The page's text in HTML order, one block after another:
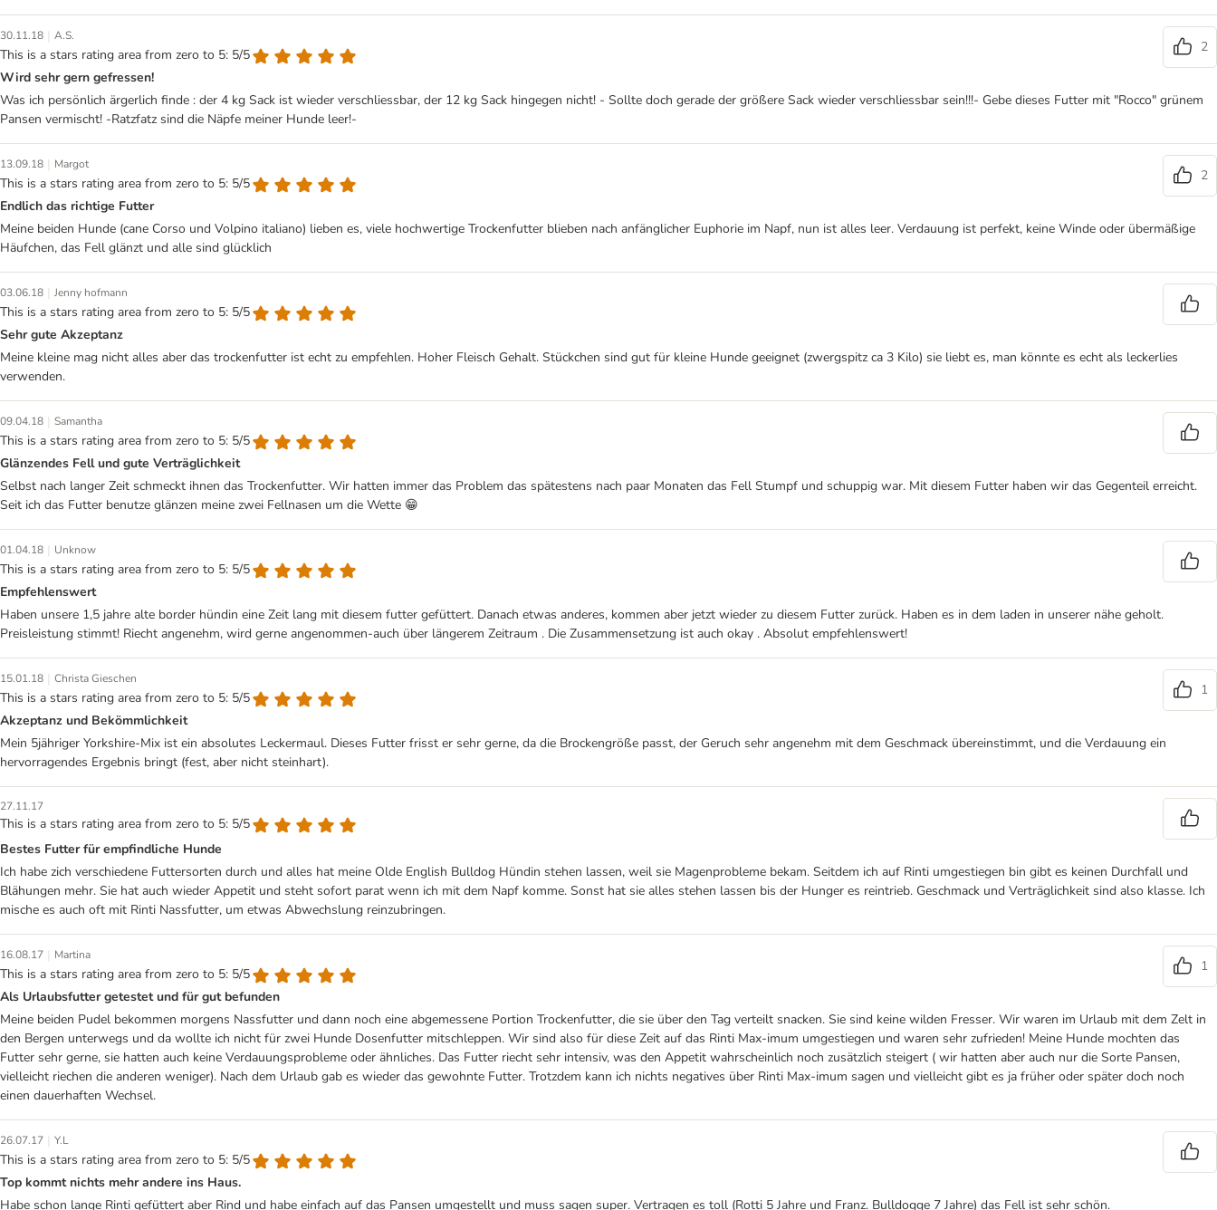
30.11.18 | A.S.
This is a stars rating area from zero to 5: 5/5
2
Wird sehr gern gefressen!
Was ich persönlich ärgerlich finde : der 4 kg Sack ist wieder verschliessbar, der 12 kg Sack hingegen nicht! - Sollte doch gerade der größere Sack wieder verschliessbar sein!!!- Gebe dieses Futter mit "Rocco" grünem
Pansen vermischt! -Ratzfatz sind die Näpfe meiner Hunde leer!-
13.09.18 | Margot
This is a stars rating area from zero to 5: 5/5
2
Endlich das richtige Futter
Meine beiden Hunde (cane Corso und Volpino italiano) lieben es, viele hochwertige Trockenfutter blieben nach anfänglicher Euphorie im Napf, nun ist alles leer. Verdauung ist perfekt, keine Winde oder übermäßige
Häufchen, das Fell glänzt und alle sind glücklich
03.06.18 | Jenny hofmann
This is a stars rating area from zero to 5: 5/5
Sehr gute Akzeptanz
Meine kleine mag nicht alles aber das trockenfutter ist echt zu empfehlen. Hoher Fleisch Gehalt. Stückchen sind gut für kleine Hunde geeignet (zwergspitz ca 3 Kilo) sie liebt es, man könnte es echt als leckerlies
verwenden.
09.04.18 | Samantha
This is a stars rating area from zero to 5: 5/5
Glänzendes Fell und gute Verträglichkeit
Selbst nach langer Zeit schmeckt ihnen das Trockenfutter. Wir hatten immer das Problem das spätestens nach paar Monaten das Fell Stumpf und schuppig war. Mit diesem Futter haben wir das Gegenteil erreicht.
Seit ich das Futter benutze glänzen meine zwei Fellnasen um die Wette 😁
01.04.18 | Unknow
This is a stars rating area from zero to 5: 5/5
Empfehlenswert
Haben unsere 1,5 jahre alte border hündin eine Zeit lang mit diesem futter gefüttert. Danach etwas anderes, kommen aber jetzt wieder zu diesem Futter zurück. Haben es in dem laden in unserer nähe geholt.
Preisleistung stimmt! Riecht angenehm, wird gerne angenommen-auch über längerem Zeitraum . Die Zusammensetzung ist auch okay . Absolut empfehlenswert!
15.01.18 | Christa Gieschen
This is a stars rating area from zero to 5: 5/5
1
Akzeptanz und Bekömmlichkeit
Mein 5jähriger Yorkshire-Mix ist ein absolutes Leckermaul. Dieses Futter frisst er sehr gerne, da die Brockengröße passt, der Geruch sehr angenehm mit dem Geschmack übereinstimmt, und die Verdauung ein
hervorragendes Ergebnis bringt (fest, aber nicht steinhart).
27.11.17
This is a stars rating area from zero to 5: 5/5
Bestes Futter für empfindliche Hunde
Ich habe zich verschiedene Futtersorten durch und alles hat meine Olde English Bulldog Hündin stehen lassen, weil sie Magenprobleme bekam. Seitdem ich auf Rinti umgestiegen bin gibt es keinen Durchfall und
Blähungen mehr. Sie hat auch wieder Appetit und steht sofort parat wenn ich mit dem Napf komme. Sonst hat sie alles stehen lassen bis der Hunger es reintrieb. Geschmack und Verträglichkeit sind also klasse. Ich
mische es auch oft mit Rinti Nassfutter, um etwas Abwechslung reinzubringen.
16.08.17 | Martina
This is a stars rating area from zero to 5: 5/5
1
Als Urlaubsfutter getestet und für gut befunden
Meine beiden Pudel bekommen morgens Nassfutter und dann noch eine abgemessene Portion Trockenfutter, die sie über den Tag verteilt snacken. Sie sind keine wilden Fresser. Wir waren im Urlaub mit dem Zelt in
den Bergen unterwegs und da wollte ich nicht für zwei Hunde Dosenfutter mitschleppen. Wir sind also für diese Zeit auf das Rinti Max-imum umgestiegen und waren sehr zufrieden! Meine Hunde mochten das
Futter sehr gerne, sie hatten auch keine Verdauungsprobleme oder ähnliches. Das Futter riecht sehr intensiv, was den Appetit wahrscheinlich noch zusätzlich steigert ( wir hatten aber auch nur die Sorte Pansen,
vielleicht riechen die anderen weniger). Nach dem Urlaub gab es wieder das gewohnte Futter. Trotzdem kann ich nichts negatives über Rinti Max-imum sagen und vielleicht gibt es ja früher oder später doch noch
einen dauerhaften Wechsel.
26.07.17 | Y.L
This is a stars rating area from zero to 5: 5/5
Top kommt nichts mehr andere ins Haus.
Habe schon lange Rinti gefüttert aber Rind und habe einfach auf das Pansen umgestellt und muss sagen super. Vertragen es toll (Rotti 5 Jahre und Franz. Bulldogge 7 Jahre) das Fell ist sehr schön.